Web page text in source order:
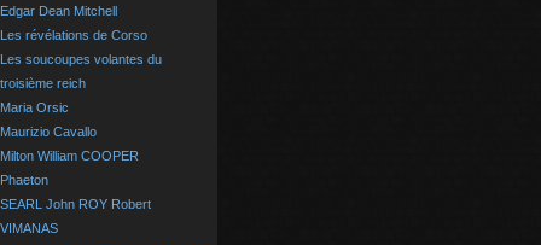
Edgar Dean Mitchell
Les révélations de Corso
Les soucoupes volantes du
troisième reich
Maria Orsic
Maurizio Cavallo
Milton William COOPER
Phaeton
SEARL John ROY Robert
VIMANAS